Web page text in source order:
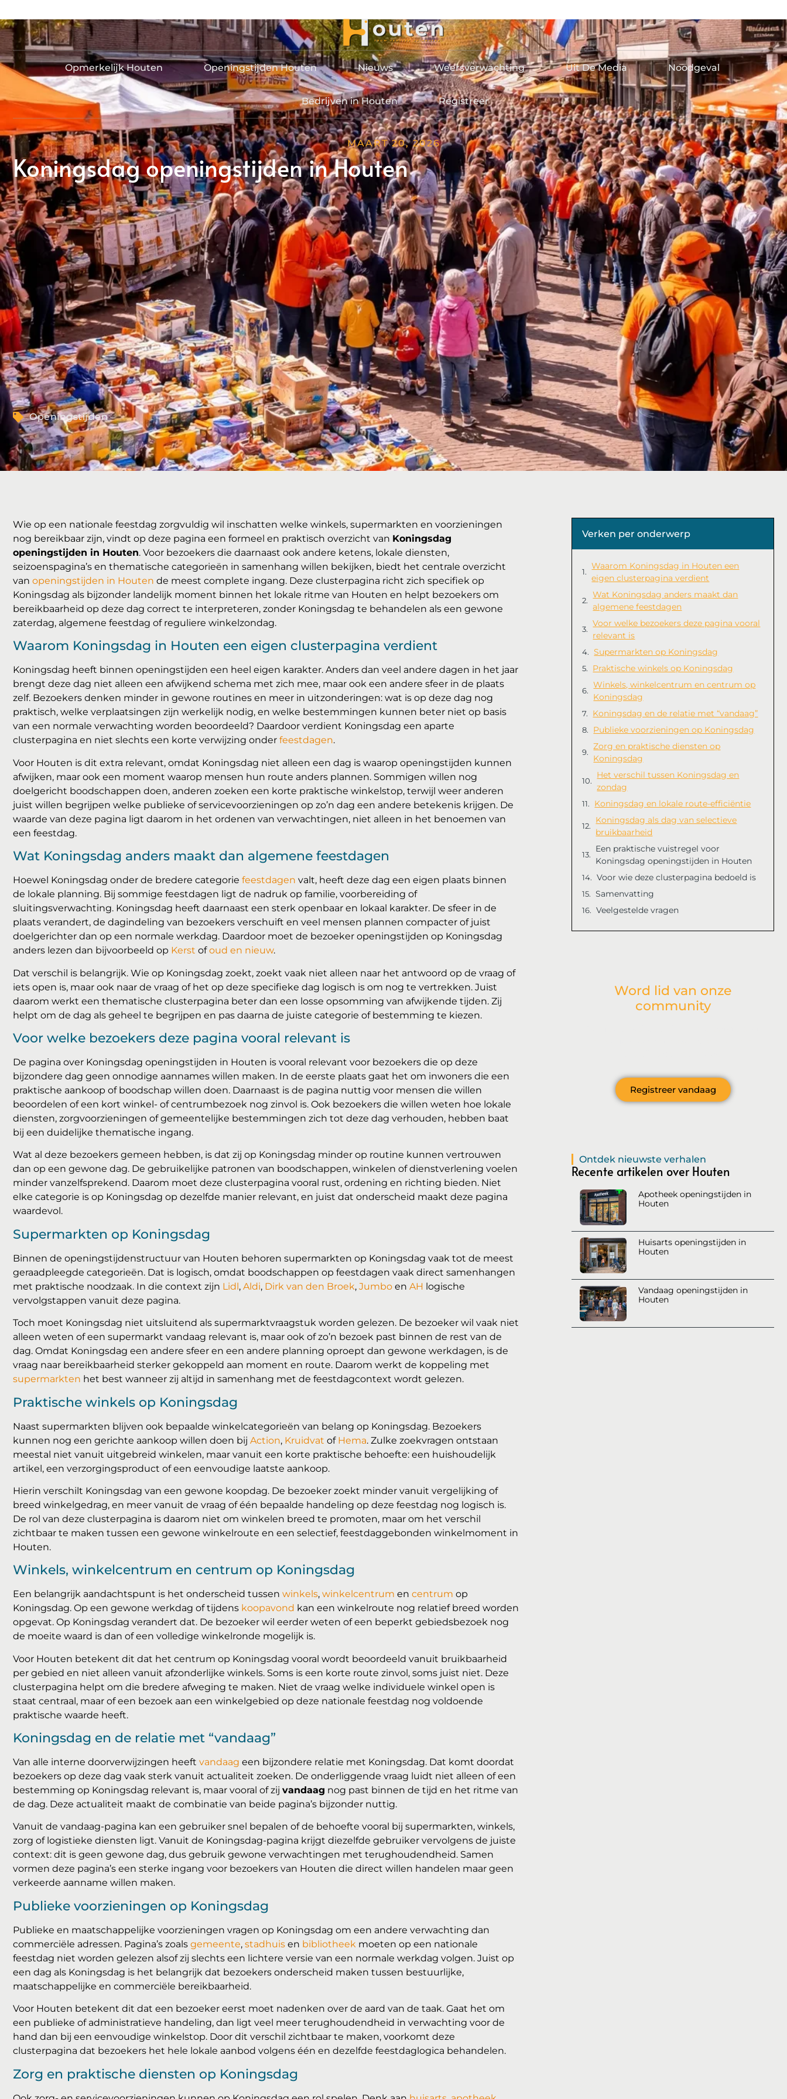
Opmerkelijk Houten Openingstijden Houten Nieuws Weersverwachting Uit De Media Noodgeval
Bedrijven in Houten Registreer
MAART 20, 2026
Koningsdag openingstijden in Houten
Openingstijden
Wie op een nationale feestdag zorgvuldig wil inschatten welke winkels, supermarkten en voorzieningen
nog bereikbaar zijn, vindt op deze pagina een formeel en praktisch overzicht van Koningsdag
openingstijden in Houten. Voor bezoekers die daarnaast ook andere ketens, lokale diensten,
seizoenspagina’s en thematische categorieën in samenhang willen bekijken, biedt het centrale overzicht
van openingstijden in Houten de meest complete ingang. Deze clusterpagina richt zich specifiek op
Koningsdag als bijzonder landelijk moment binnen het lokale ritme van Houten en helpt bezoekers om
bereikbaarheid op deze dag correct te interpreteren, zonder Koningsdag te behandelen als een gewone
zaterdag, algemene feestdag of reguliere winkelzondag.
Waarom Koningsdag in Houten een eigen clusterpagina verdient
Koningsdag heeft binnen openingstijden een heel eigen karakter. Anders dan veel andere dagen in het jaar
brengt deze dag niet alleen een afwijkend schema met zich mee, maar ook een andere sfeer in de plaats
zelf. Bezoekers denken minder in gewone routines en meer in uitzonderingen: wat is op deze dag nog
praktisch, welke verplaatsingen zijn werkelijk nodig, en welke bestemmingen kunnen beter niet op basis
van een normale verwachting worden beoordeeld? Daardoor verdient Koningsdag een aparte
clusterpagina en niet slechts een korte verwijzing onder feestdagen.
Voor Houten is dit extra relevant, omdat Koningsdag niet alleen een dag is waarop openingstijden kunnen
afwijken, maar ook een moment waarop mensen hun route anders plannen. Sommigen willen nog
doelgericht boodschappen doen, anderen zoeken een korte praktische winkelstop, terwijl weer anderen
juist willen begrijpen welke publieke of servicevoorzieningen op zo’n dag een andere betekenis krijgen. De
waarde van deze pagina ligt daarom in het ordenen van verwachtingen, niet alleen in het benoemen van
een feestdag.
Wat Koningsdag anders maakt dan algemene feestdagen
Hoewel Koningsdag onder de bredere categorie feestdagen valt, heeft deze dag een eigen plaats binnen
de lokale planning. Bij sommige feestdagen ligt de nadruk op familie, voorbereiding of
sluitingsverwachting. Koningsdag heeft daarnaast een sterk openbaar en lokaal karakter. De sfeer in de
plaats verandert, de dagindeling van bezoekers verschuift en veel mensen plannen compacter of juist
doelgerichter dan op een normale werkdag. Daardoor moet de bezoeker openingstijden op Koningsdag
anders lezen dan bijvoorbeeld op Kerst ofoud en nieuw.
Dat verschil is belangrijk. Wie op Koningsdag zoekt, zoekt vaak niet alleen naar het antwoord op de vraag of
iets open is, maar ook naar de vraag of het op deze specifieke dag logisch is om nog te vertrekken. Juist
daarom werkt een thematische clusterpagina beter dan een losse opsomming van afwijkende tijden. Zij
helpt om de dag als geheel te begrijpen en pas daarna de juiste categorie of bestemming te kiezen.
Voor welke bezoekers deze pagina vooral relevant is
De pagina over Koningsdag openingstijden in Houten is vooral relevant voor bezoekers die op deze
bijzondere dag geen onnodige aannames willen maken. In de eerste plaats gaat het om inwoners die een
praktische aankoop of boodschap willen doen. Daarnaast is de pagina nuttig voor mensen die willen
beoordelen of een kort winkel- of centrumbezoek nog zinvol is. Ook bezoekers die willen weten hoe lokale
diensten, zorgvoorzieningen of gemeentelijke bestemmingen zich tot deze dag verhouden, hebben baat
bij een duidelijke thematische ingang.
Wat al deze bezoekers gemeen hebben, is dat zij op Koningsdag minder op routine kunnen vertrouwen
dan op een gewone dag. De gebruikelijke patronen van boodschappen, winkelen of dienstverlening voelen
minder vanzelfsprekend. Daarom moet deze clusterpagina vooral rust, ordening en richting bieden. Niet
elke categorie is op Koningsdag op dezelfde manier relevant, en juist dat onderscheid maakt deze pagina
waardevol.
Supermarkten op Koningsdag
Binnen de openingstijdenstructuur van Houten behoren supermarkten op Koningsdag vaak tot de meest
geraadpleegde categorieën. Dat is logisch, omdat boodschappen op feestdagen vaak direct samenhangen
met praktische noodzaak. In die context zijn Lidl, Aldi, Dirk van den Broek, Jumbo en AH logische
vervolgstappen vanuit deze pagina.
Toch moet Koningsdag niet uitsluitend als supermarktvraagstuk worden gelezen. De bezoeker wil vaak niet
alleen weten of een supermarkt vandaag relevant is, maar ook of zo’n bezoek past binnen de rest van de
dag. Omdat Koningsdag een andere sfeer en een andere planning oproept dan gewone werkdagen, is de
vraag naar bereikbaarheid sterker gekoppeld aan moment en route. Daarom werkt de koppeling met
supermarkten het best wanneer zij altijd in samenhang met de feestdagcontext wordt gelezen.
Praktische winkels op Koningsdag
Naast supermarkten blijven ook bepaalde winkelcategorieën van belang op Koningsdag. Bezoekers
kunnen nog een gerichte aankoop willen doen bij Action, Kruidvat of Hema. Zulke zoekvragen ontstaan
meestal niet vanuit uitgebreid winkelen, maar vanuit een korte praktische behoefte: een huishoudelijk
artikel, een verzorgingsproduct of een eenvoudige laatste aankoop.
Hierin verschilt Koningsdag van een gewone koopdag. De bezoeker zoekt minder vanuit vergelijking of
breed winkelgedrag, en meer vanuit de vraag of één bepaalde handeling op deze feestdag nog logisch is.
De rol van deze clusterpagina is daarom niet om winkelen breed te promoten, maar om het verschil
zichtbaar te maken tussen een gewone winkelroute en een selectief, feestdaggebonden winkelmoment in
Houten.
Winkels, winkelcentrum en centrum op Koningsdag
Een belangrijk aandachtspunt is het onderscheid tussen winkels, winkelcentrum en centrum op
Koningsdag. Op een gewone werkdag of tijdens koopavond kan een winkelroute nog relatief breed worden
opgevat. Op Koningsdag verandert dat. De bezoeker wil eerder weten of een beperkt gebiedsbezoek nog
de moeite waard is dan of een volledige winkelronde mogelijk is.
Voor Houten betekent dit dat het centrum op Koningsdag vooral wordt beoordeeld vanuit bruikbaarheid
per gebied en niet alleen vanuit afzonderlijke winkels. Soms is een korte route zinvol, soms juist niet. Deze
clusterpagina helpt om die bredere afweging te maken. Niet de vraag welke individuele winkel open is
staat centraal, maar of een bezoek aan een winkelgebied op deze nationale feestdag nog voldoende
praktische waarde heeft.
Koningsdag en de relatie met “vandaag”
Van alle interne doorverwijzingen heeft vandaag een bijzondere relatie met Koningsdag. Dat komt doordat
bezoekers op deze dag vaak sterk vanuit actualiteit zoeken. De onderliggende vraag luidt niet alleen of een
bestemming op Koningsdag relevant is, maar vooral of zij vandaag nog past binnen de tijd en het ritme van
de dag. Deze actualiteit maakt de combinatie van beide pagina’s bijzonder nuttig.
Vanuit de vandaag-pagina kan een gebruiker snel bepalen of de behoefte vooral bij supermarkten, winkels,
zorg of logistieke diensten ligt. Vanuit de Koningsdag-pagina krijgt diezelfde gebruiker vervolgens de juiste
context: dit is geen gewone dag, dus gebruik gewone verwachtingen met terughoudendheid. Samen
vormen deze pagina’s een sterke ingang voor bezoekers van Houten die direct willen handelen maar geen
verkeerde aanname willen maken.
Publieke voorzieningen op Koningsdag
Publieke en maatschappelijke voorzieningen vragen op Koningsdag om een andere verwachting dan
commerciële adressen. Pagina’s zoals gemeente, stadhuis en bibliotheek moeten op een nationale
feestdag niet worden gelezen alsof zij slechts een lichtere versie van een normale werkdag volgen. Juist op
een dag als Koningsdag is het belangrijk dat bezoekers onderscheid maken tussen bestuurlijke,
maatschappelijke en commerciële bereikbaarheid.
Voor Houten betekent dit dat een bezoeker eerst moet nadenken over de aard van de taak. Gaat het om
een publieke of administratieve handeling, dan ligt veel meer terughoudendheid in verwachting voor de
hand dan bij een eenvoudige winkelstop. Door dit verschil zichtbaar te maken, voorkomt deze
clusterpagina dat bezoekers het hele lokale aanbod volgens één en dezelfde feestdaglogica behandelen.
Zorg en praktische diensten op Koningsdag
Verken per onderwerp
Waarom Koningsdag in Houten een
eigen clusterpagina verdient
Wat Koningsdag anders maakt dan
algemene feestdagen
Voor welke bezoekers deze pagina vooral
relevant is
Supermarkten op Koningsdag
Praktische winkels op Koningsdag
Winkels, winkelcentrum en centrum op
Koningsdag
Koningsdag en de relatie met “vandaag”
Publieke voorzieningen op Koningsdag
Zorg en praktische diensten op
Koningsdag
Het verschil tussen Koningsdag en
zondag
Koningsdag en lokale route-efficiëntie
Koningsdag als dag van selectieve
bruikbaarheid
Een praktische vuistregel voor
Koningsdag openingstijden in Houten
Voor wie deze clusterpagina bedoeld is
Samenvatting
Veelgestelde vragen
Word lid van onze
community
Registreer vandaag
Ontdek nieuwste verhalen
Recente artikelen over Houten
Apotheek openingstijden in
Houten
Huisarts openingstijden in
Houten
Vandaag openingstijden in
Houten